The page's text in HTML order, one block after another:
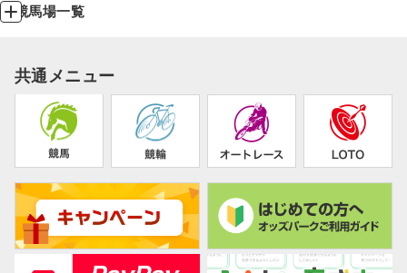
競馬場一覧
共通メニュー